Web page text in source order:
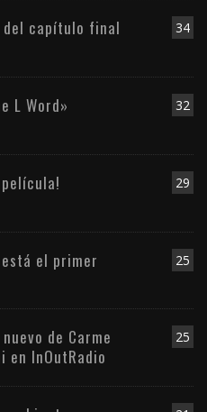
34
del capítulo final
32
L Word»
29
película!
25
está el primer
25
de Carme
en InOutRadio